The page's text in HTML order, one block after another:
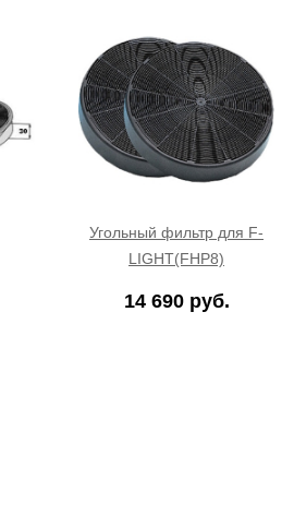
Угольный фильтр для F-
LIGHT(FHP8)
14 690 руб.